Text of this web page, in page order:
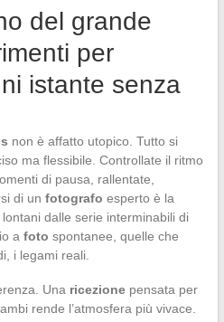
del grande
per
istante senza
non è affatto utopico. Tutto si
ma flessibile. Controllate il ritmo
di pausa, rallentate,
di un fotografo esperto è la
dalle serie interminabili di
a foto spontanee, quelle che
i legami reali.
Una ricezionepensata per
rende l’atmosfera più vivace.